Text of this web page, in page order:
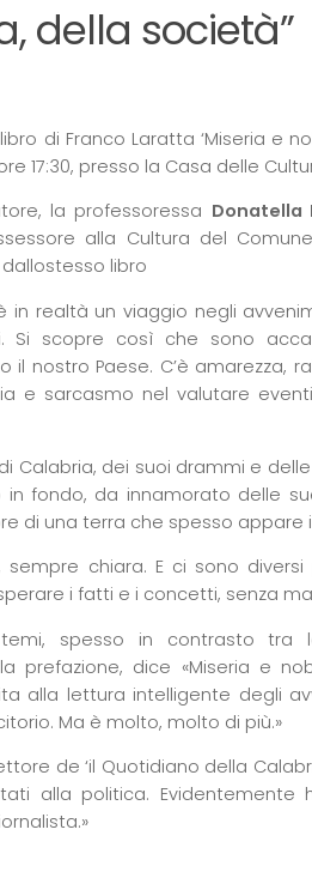
della società”
di Franco Laratta ‘Miseria e
17:30, presso la Casa delle
la professoressa Donatella
alla Cultura del
libro
in realtà un viaggio negli
Si scopre così che sono
nostro Paese. C’è amarezza,
e sarcasmo nel valutare
Calabria, dei suoi drammi e
fondo, da innamorato delle
di una terra che spesso
sempre chiara. E ci sono
i fatti e i concetti, senza
spesso in contrasto tra
prefazione, dice «Miseria e
alla lettura intelligente degli
Ma è molto, molto di più.»
de ‘il Quotidiano della
alla politica.